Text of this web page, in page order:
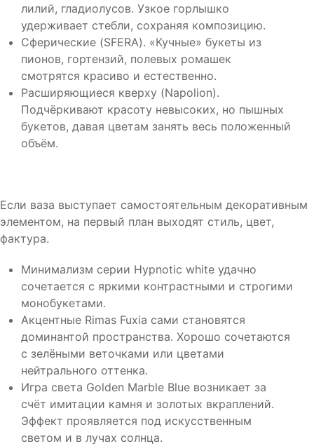
лилий, гладиолусов. Узкое горлышко
удерживает стебли, сохраняя композицию.
Сферические (SFERA). «Кучные» букеты из
пионов, гортензий, полевых ромашек
смотрятся красиво и естественно.
Расширяющиеся кверху (Napolion).
Подчёркивают красоту невысоких, но пышных
букетов, давая цветам занять весь положенный
объём.
Если ваза выступает самостоятельным декоративным
элементом, на первый план выходят стиль, цвет,
фактура.
Минимализм серии Hypnotic white удачно
сочетается с яркими контрастными и строгими
монобукетами.
Акцентные Rimas Fuxia сами становятся
доминантой пространства. Хорошо сочетаются
с зелёными веточками или цветами
нейтрального оттенка.
Игра света Golden Marble Blue возникает за
счёт имитации камня и золотых вкраплений.
Эффект проявляется под искусственным
светом и в лучах солнца.